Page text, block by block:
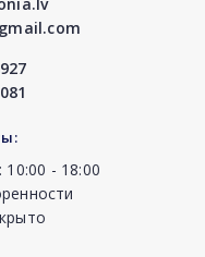
- 18:00